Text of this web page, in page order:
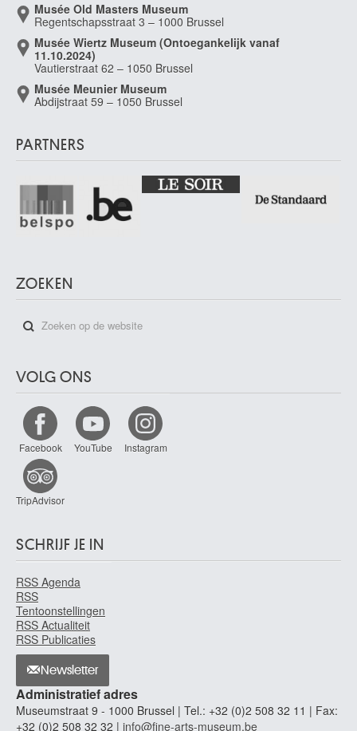
Musée Old Masters Museum
Regentschapsstraat 3 – 1000 Brussel
Musée Wiertz Museum (Ontoegankelijk vanaf
11.10.2024)
Vautierstraat 62 – 1050 Brussel
Musée Meunier Museum
Abdijstraat 59 – 1050 Brussel
PARTNERS
ZOEKEN
VOLG ONS
Facebook YouTube Instagram
TripAdvisor
SCHRIJF JE IN
RSS Agenda
RSS
Tentoonstellingen
RSS Actualiteit
RSS Publicaties
Newsletter
Administratief adres
Museumstraat 9 - 1000 Brussel | Tel.: +32 (0)2 508 32 11 | Fax:
+32 (0)2 508 32 32 | info@fine-arts-museum.be